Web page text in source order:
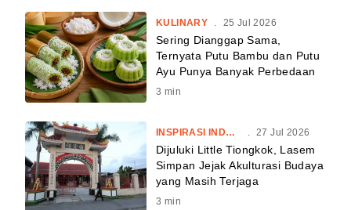
KULINARY . 25 Jul 2026
Sering Dianggap Sama,
Ternyata Putu Bambu dan Putu
Ayu Punya Banyak Perbedaan
3 min
INSPIRASI INDONESIA . 27 Jul 2026
Dijuluki Little Tiongkok, Lasem
Simpan Jejak Akulturasi Budaya
yang Masih Terjaga
3 min